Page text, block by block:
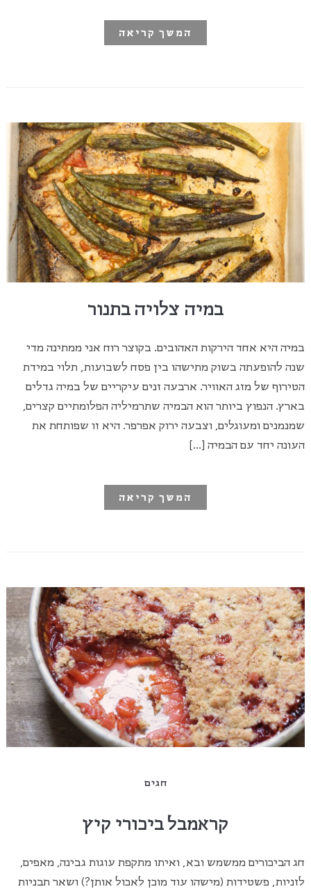
המשך קריאה
במיה צלויה בתנור
במיה היא אחד הירקות האהובים. בקוצר רוח אני ממתינה מדי
שנה להופעתה בשוק מתישהו בין פסח לשבועות, תלוי במידת
הטירוף של מזג האוויר. ארבעה זנים עיקריים של במיה גדלים
בארץ. הנפוץ ביותר הוא הבמיה שתרמיליה הפלומתיים קצרים,
שמנמנים ומעוגלים, וצבעה ירוק אפרפר. היא זו שפותחת את
העונה יחד עם הבמיה […]
המשך קריאה
חגים
קראמבל ביכורי קיץ
חג הביכורים ממשמש ובא, ואיתו מתקפת עוגות גבינה, מאפים,
לזניות, פשטידות (מישהו עוד מוכן לאכול אותן?) ושאר תבניות